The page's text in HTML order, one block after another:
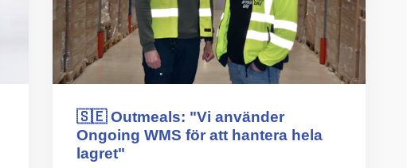
🇸🇪 Outmeals: "Vi använder
Ongoing WMS för att hantera hela
lagret"